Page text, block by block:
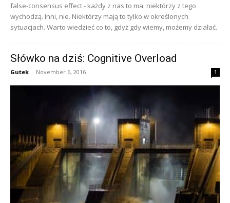
false-consensus effect - każdy z nas to ma. niektórzy z tego
wychodzą. Inni, nie. Niektórzy mają to tylko w określonych
sytuacjach. Warto wiedzieć co to, gdyż gdy wiemy, możemy działać.
Słówko na dziś: Cognitive Overload
Gutek - November 6, 2016 1